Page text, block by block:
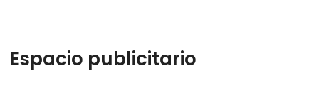
Espacio publicitario